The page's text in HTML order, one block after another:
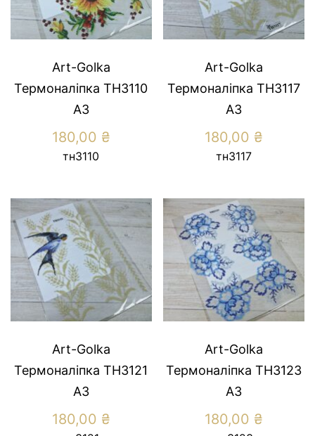
Art-Golka
Термоналіпка ТН3110
А3
180,00 ₴
тн3110
Art-Golka
Термоналіпка ТН3117
А3
180,00 ₴
тн3117
Art-Golka
Термоналіпка ТН3121
А3
180,00 ₴
Art-Golka
Термоналіпка ТН3123
А3
180,00 ₴